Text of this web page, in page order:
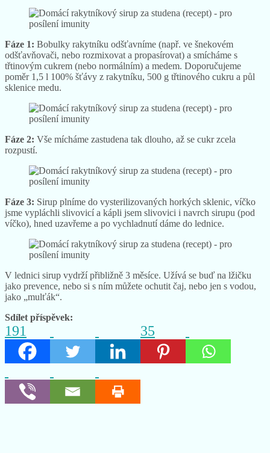
Fáze 1: Bobulky rakytníku odšťavníme (např. ve šnekovém
odšťavňovači, nebo rozmixovat a propasírovat) a smícháme s
třtinovým cukrem (nebo normálním) a medem. Doporučujeme
poměr 1,5 l 100% šťávy z rakytníku, 500 g třtinového cukru a půl
sklenice medu.
Fáze 2: Vše mícháme zastudena tak dlouho, až se cukr zcela
rozpustí.
Fáze 3: Sirup plníme do vysterilizovaných horkých sklenic, víčko
jsme vypláchli slivovicí a kápli jsem slivovici i navrch sirupu (pod
víčko), hned uzavřeme a po vychladnutí dáme do lednice.
V lednici sirup vydrží přibližně 3 měsíce. Užívá se buď na lžičku
jako prevence, nebo si s ním můžete ochutit čaj, nebo jen s vodou,
jako „mulťák“.
Sdílet příspěvek:
191 35